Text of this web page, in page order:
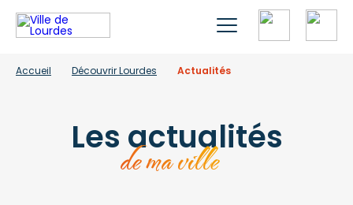
Accueil Découvrir Lourdes Actualités
Les actualités
de ma ville